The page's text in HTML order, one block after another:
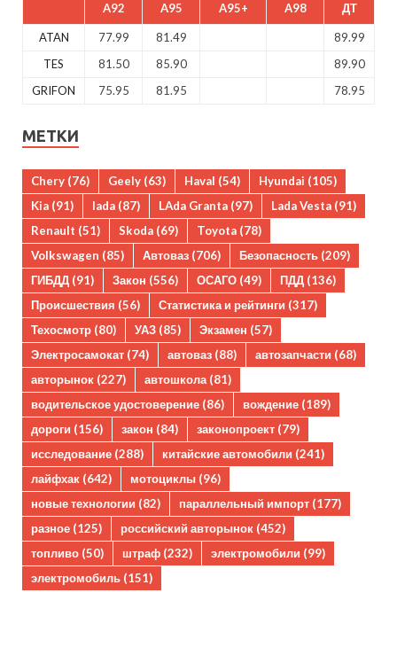
A92 A95 A95+ A98 ДТ
ATAN 77.99 81.49
89.99
TES
81.50 85.90
89.90
GRIFON
75.95 81.95 78.95
МЕТКИ
Chery (76) Geely (63) Haval (54) Hyundai (105)
Kia (91) lada (87) LAda Granta (97) Lada Vesta (91)
Renault (51) Skoda (69) Toyota (78)
Volkswagen (85) Автоваз (706) Безопасность (209)
ГИБДД (91) Закон (556) ОСАГО (49) ПДД (136)
Происшествия (56) Статистика и рейтинги (317)
Техосмотр (80) УАЗ (85) Экзамен (57)
Электросамокат (74) автоваз (88) автозапчасти (68)
авторынок (227) автошкола(81)
водительское удостоверение (86) вождение (189)
дороги (156) закон (84) законопроект (79)
исследование (288) китайские автомобили (241)
лайфхак (642) мотоциклы (96)
новые технологии (82) параллельный импорт (177)
разное (125) российский авторынок (452)
топливо (50) штраф (232) электромобили (99)
электромобиль (151)